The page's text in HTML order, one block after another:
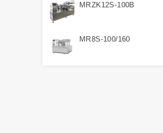
MRZK12S-100B
MR8S-100/160